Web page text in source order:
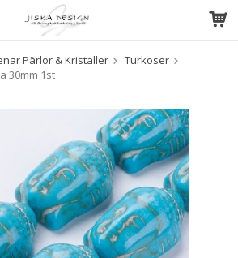
har blivit tillagd i varukorgen
Pärlor & Kristaller
Turkoser
30mm 1st